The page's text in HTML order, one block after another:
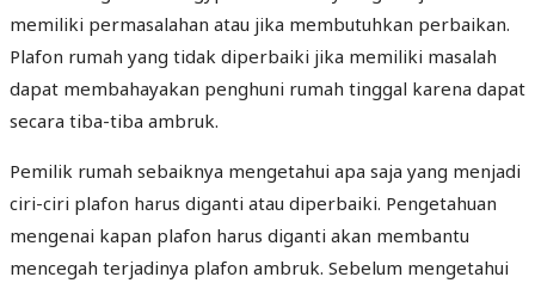
memiliki permasalahan atau jika membutuhkan perbaikan.
Plafon rumah yang tidak diperbaiki jika memiliki masalah
dapat membahayakan penghuni rumah tinggal karena dapat
secara tiba-tiba ambruk.
Pemilik rumah sebaiknya mengetahui apa saja yang menjadi
ciri-ciri plafon harus diganti atau diperbaiki. Pengetahuan
mengenai kapan plafon harus diganti akan membantu
mencegah terjadinya plafon ambruk. Sebelum mengetahui